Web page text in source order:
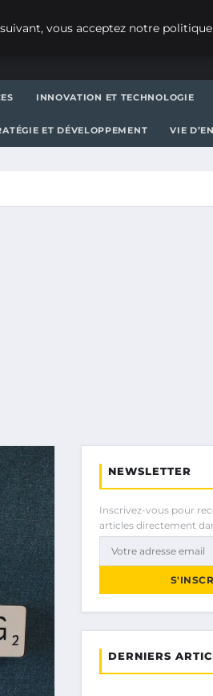
INNOVATION ET TECHNOLOGIE
ET DÉVELOPPEMENT VIE
NEWSLETTER
Inscrivez-vous pour
articles directement
DERNIERS
vous acceptez notre